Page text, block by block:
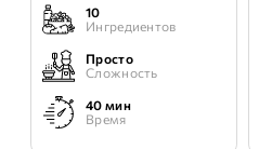
10
Ингредиентов
Просто
Сложность
40 мин
Время